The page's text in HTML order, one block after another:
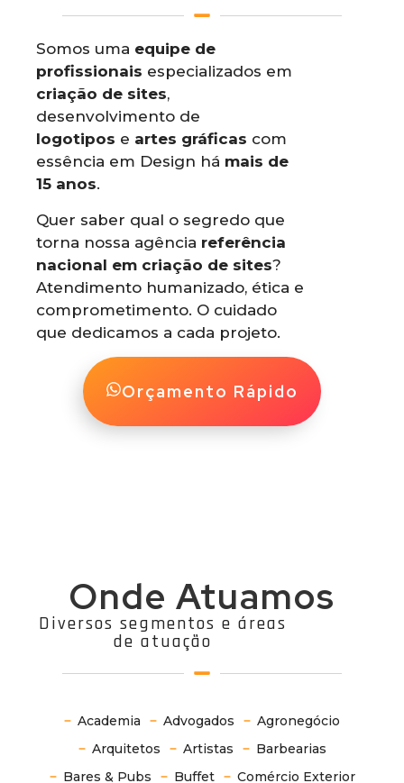
Somos uma equipe de
profissionais especializados em
criação de sites,
desenvolvimento de
logotipos e artes gráficas com
essência em Design há mais de
15 anos.
Quer saber qual o segredo que
torna nossa agência referência
nacional em criação de sites?
Atendimento humanizado, ética e
comprometimento. O cuidado
que dedicamos a cada projeto.
Orçamento Rápido
Onde Atuamos
Diversos segmentos e áreas
de atuação
Academia Advogados
Agronegócio
Arquitetos
Artistas
Barbearias
Bares & Pubs
Buffet Comércio Exterior